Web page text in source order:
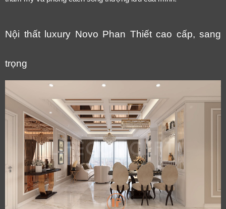
Nội thất luxury Novo Phan Thiết cao cấp, sang
trọng